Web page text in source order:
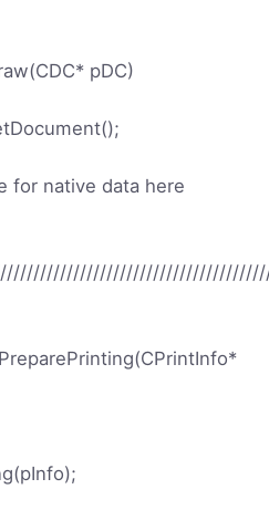
pDC)
for native data here